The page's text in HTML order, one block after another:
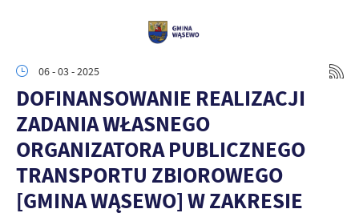
06 - 03 - 2025
DOFINANSOWANIE REALIZACJI
ZADANIA WŁASNEGO
ORGANIZATORA PUBLICZNEGO
TRANSPORTU ZBIOROWEGO
[GMINA WĄSEWO] W ZAKRESIE